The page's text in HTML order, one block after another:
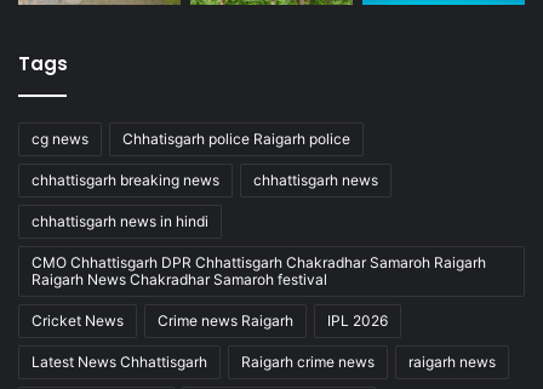
Tags
cg news Chhatisgarh police Raigarh police
chhattisgarh breaking news chhattisgarh news
chhattisgarh news in hindi
CMO Chhattisgarh DPR Chhattisgarh Chakradhar Samaroh Raigarh
Raigarh News Chakradhar Samaroh festival
Cricket News Crime news Raigarh IPL 2026
Latest News Chhattisgarh Raigarh crime news raigarh news